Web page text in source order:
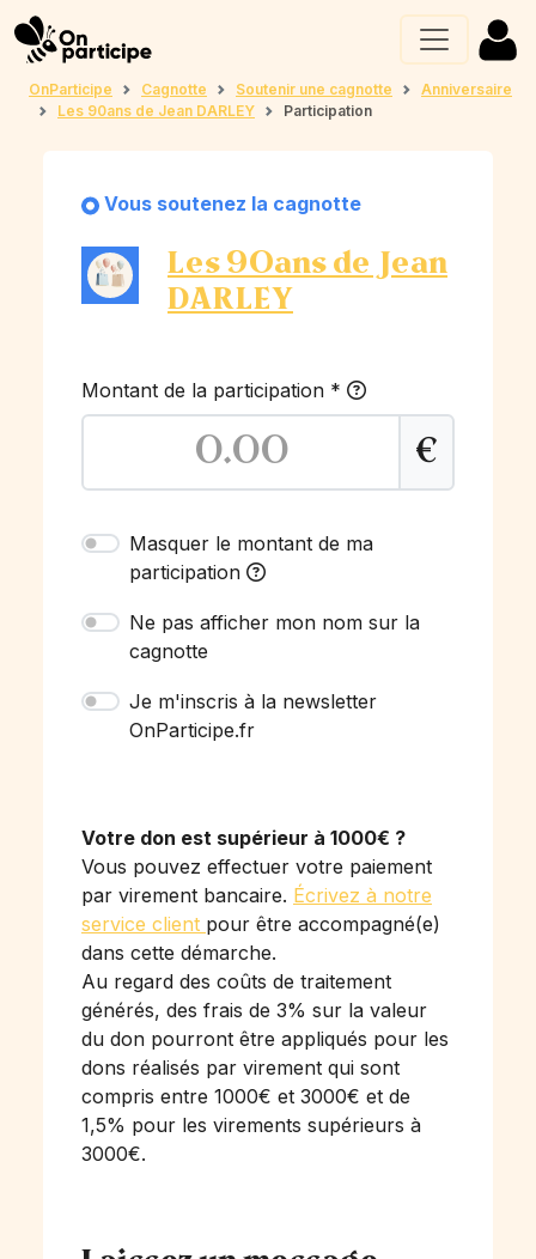
OnParticipe Cagnotte Soutenir une cagnotte
Anniversaire
Les 90ans de Jean DARLEY
Participation
Vous soutenez la cagnotte
Les 90ans de Jean
DARLEY
Montant de la participation *
€
Masquer le montant de ma
participation
Ne pas afficher mon nom sur la
cagnotte
Je m'inscris à la newsletter
OnParticipe.fr
Votre don est supérieur à 1000€ ?
Vous pouvez effectuer votre paiement
par virement bancaire. Écrivez à notre
service client pour être accompagné(e)
dans cette démarche.
Au regard des coûts de traitement
générés, des frais de 3% sur la valeur
du don pourront être appliqués pour les
dons réalisés par virement qui sont
compris entre 1000€ et 3000€ et de
1,5% pour les virements supérieurs à
3000€.